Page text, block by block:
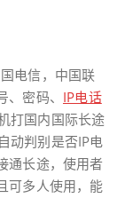
电信，中国联
密码、 IP电话
打国内国际长途
动判别是否IP电
通长途，使用者
可多人使用，能